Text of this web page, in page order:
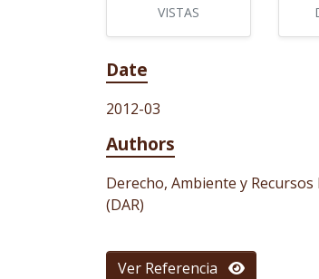
VISTAS
Date
2012-03
Authors
Derecho, Ambiente y
(DAR)
Ver Referencia